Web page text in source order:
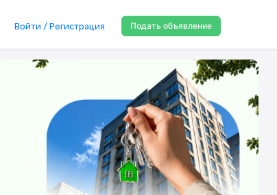
Войти / Регистрация Подать объявление